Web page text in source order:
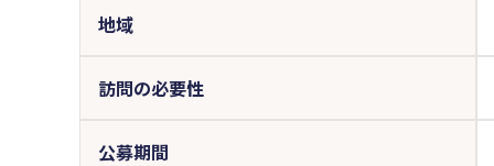
地域
訪問の必要性
公募期間